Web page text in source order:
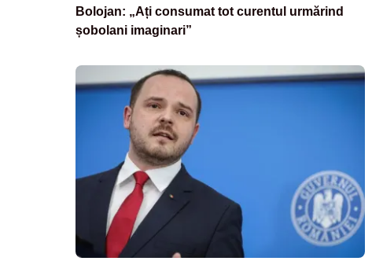
Bolojan: „Ați consumat tot curentul urmărind
șobolani imaginari”